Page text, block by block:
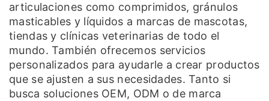
articulaciones como comprimidos, gránulos
masticables y líquidos a marcas de mascotas,
tiendas y clínicas veterinarias de todo el
mundo. También ofrecemos servicios
personalizados para ayudarle a crear productos
que se ajusten a sus necesidades. Tanto si
busca soluciones OEM, ODM o de marca